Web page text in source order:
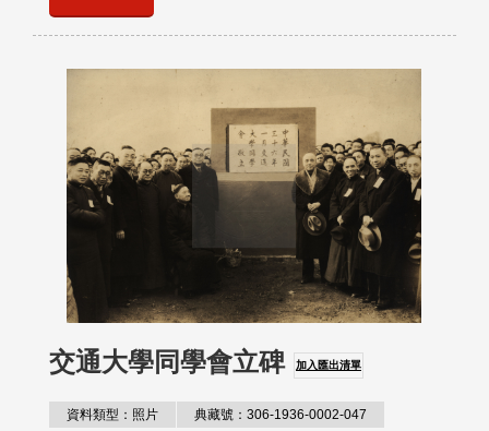
交通大學同學會立碑 加入匯出清單
資料類型：照片 典藏號：306-1936-0002-047